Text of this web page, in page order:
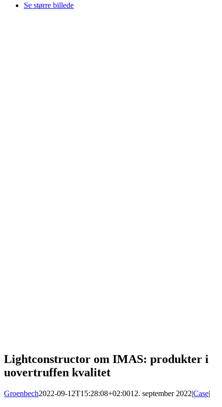
Se større billede
Lightconstructor om IMAS: produkter i
uovertruffen kvalitet
Groenbech2022-09-12T15:28:08+02:0012. september 2022|Case|